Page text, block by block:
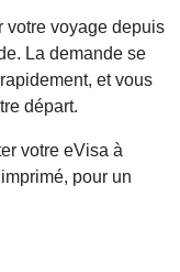
votre voyage depuis
La demande se
et vous
départ.
votre eVisa à
pour un